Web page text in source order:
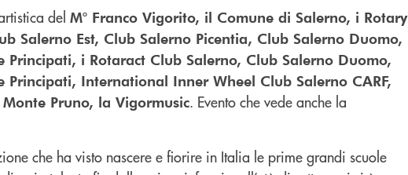
del M° Franco Vigorito, il Comune di Salerno, i Rotary
Salerno Est, Club Salerno Picentia, Club Salerno Duomo,
Principati, i Rotaract Club Salerno, Club Salerno Duomo,
Principati, International Inner Wheel Club Salerno CARF,
Pruno, la Vigormusic. Evento che vede anche la
che ha visto nascere e fiorire in Italia le prime grandi scuole